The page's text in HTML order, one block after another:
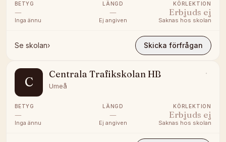
BETYG
—
Inga ännu
LÄNGD
—
Ej angiven
KÖRLEKTION
Erbjuds ej
Saknas hos skolan
Se skolan› Skicka förfrågan
C
Centrala Trafikskolan HB
Umeå
BETYG
—
Inga ännu
LÄNGD
—
Ej angiven
KÖRLEKTION
Erbjuds ej
Saknas hos skolan